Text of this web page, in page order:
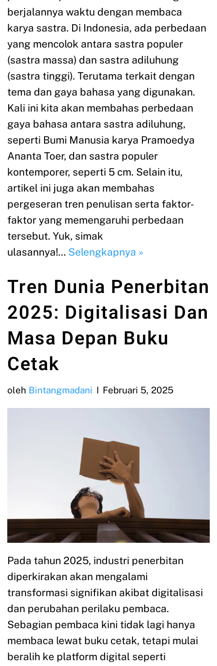
berjalannya waktu dengan membaca
karya sastra. Di Indonesia, ada perbedaan
yang mencolok antara sastra populer
(sastra massa) dan sastra adiluhung
(sastra tinggi). Terutama terkait dengan
tema dan gaya bahasa yang digunakan.
Kali ini kita akan membahas perbedaan
gaya bahasa antara sastra adiluhung,
seperti Bumi Manusia karya Pramoedya
Ananta Toer, dan sastra populer
kontemporer, seperti 5 cm. Selain itu,
artikel ini juga akan membahas
pergeseran tren penulisan serta faktor-
faktor yang memengaruhi perbedaan
tersebut. Yuk, simak
ulasannya!… Selengkapnya »
Tren Dunia Penerbitan
2025: Digitalisasi Dan
Masa Depan Buku
Cetak
oleh Bintangmadani Februari 5, 2025
Pada tahun 2025, industri penerbitan
diperkirakan akan mengalami
transformasi signifikan akibat digitalisasi
dan perubahan perilaku pembaca.
Sebagian pembaca kini tidak lagi hanya
membaca lewat buku cetak, tetapi mulai
beralih ke platform digital seperti